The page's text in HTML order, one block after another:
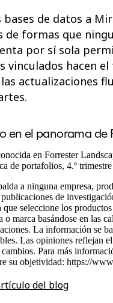
bases de datos a
de formas que
por sí sola
vinculados hacen
actualizaciones
en el panorama de
en Forrester
de portafolios, 4.º
a ninguna empresa,
de
que seleccione los
o marca basándose en las
La información se
Las opiniones reflejan
cambios. Para más
su objetividad: https://
del blog